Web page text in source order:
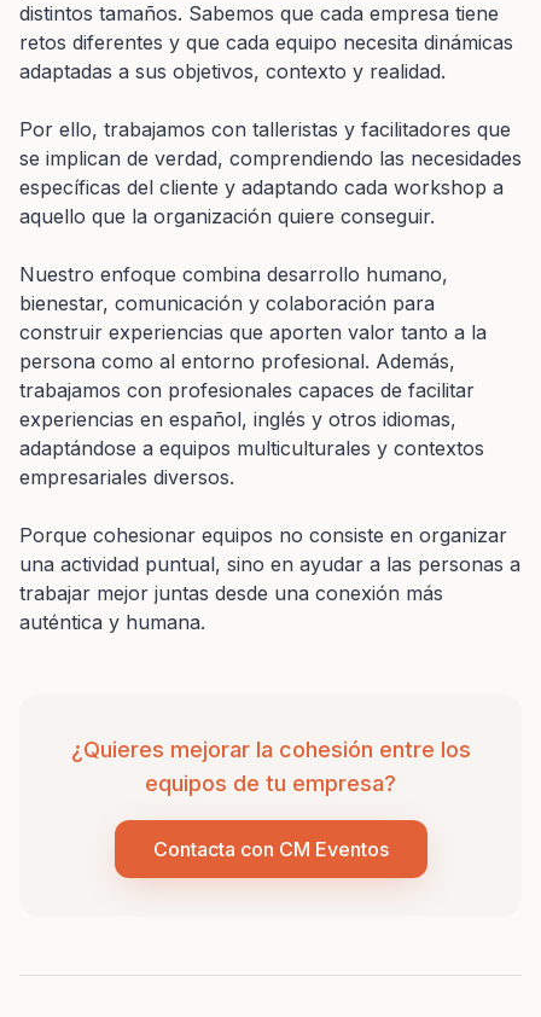
distintos tamaños. Sabemos que cada empresa tiene
retos diferentes y que cada equipo necesita dinámicas
adaptadas a sus objetivos, contexto y realidad.
Por ello, trabajamos con talleristas y facilitadores que
se implican de verdad, comprendiendo las necesidades
específicas del cliente y adaptando cada workshop a
aquello que la organización quiere conseguir.
Nuestro enfoque combina desarrollo humano,
bienestar, comunicación y colaboración para
construir experiencias que aporten valor tanto a la
persona como al entorno profesional. Además,
trabajamos con profesionales capaces de facilitar
experiencias en español, inglés y otros idiomas,
adaptándose a equipos multiculturales y contextos
empresariales diversos.
Porque cohesionar equipos no consiste en organizar
una actividad puntual, sino en ayudar a las personas a
trabajar mejor juntas desde una conexión más
auténtica y humana.
¿Quieres mejorar la cohesión entre los
equipos de tu empresa?
Contacta con CM Eventos